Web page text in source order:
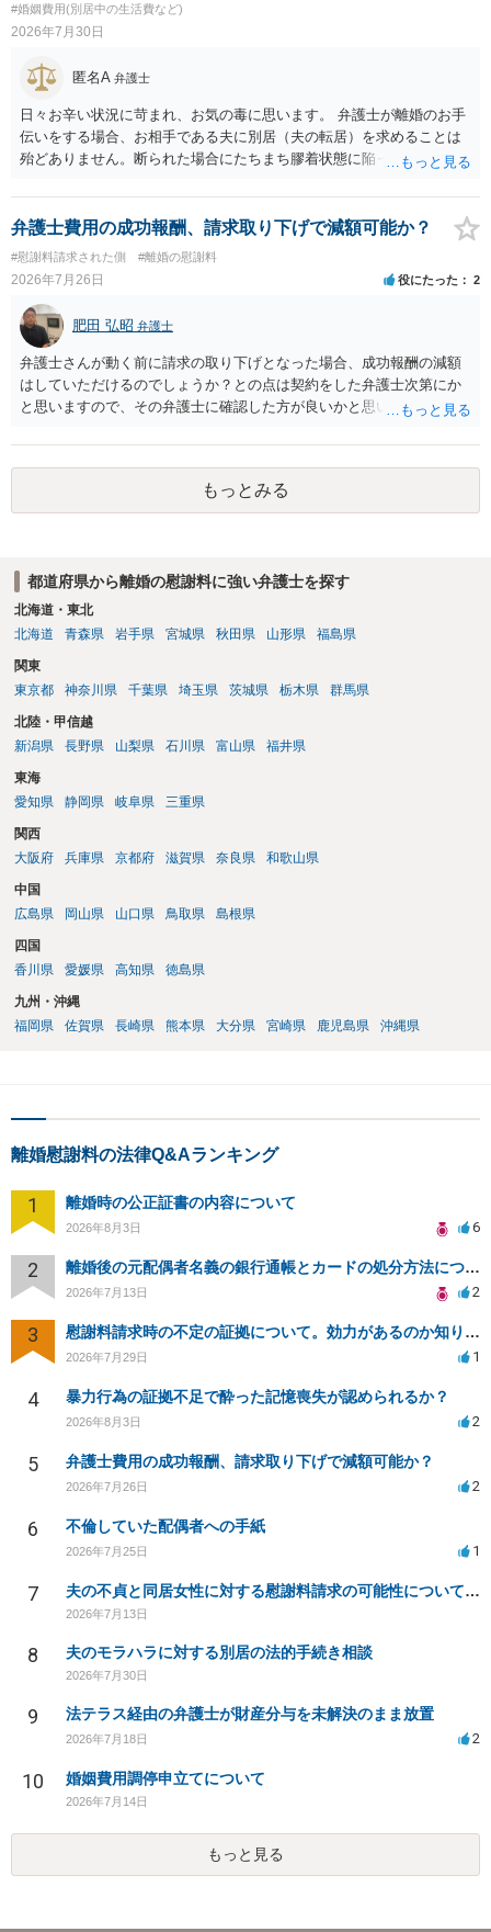
#婚姻費用(別居中の生活費など)
2026年7月30日
匿名A 弁護士
日々お辛い状況に苛まれ、お気の毒に思います。 弁護士が離婚のお手
伝いをする場合、お相手である夫に別居（夫の転居）を求めることは
殆どありません。断られた場合にたちまち膠着状態に陥ってしまうの
高いためです。 実務的には、ご相談者さまが転居する形で離婚協議等
を進める選択を採らざるを得ないことが圧倒的多数です。
弁護士費用の成功報酬、請求取り下げで減額可能か？
#慰謝料請求された側 #離婚の慰謝料
2026年7月26日 役にたった 2
肥田 弘昭 弁護士
弁護士さんが動く前に請求の取り下げとなった場合、成功報酬の減額
はしていただけるのでしょうか？との点は契約をした弁護士次第にか
と思いますので、その弁護士に確認した方が良いかと思います。ご参
もっとみる
都道府県から離婚の慰謝料に強い弁護士を探す
北海道・東北
北海道
青森県 岩手県 宮城県 秋田県 山形県 福島県
関東
東京都
神奈川県 千葉県 埼玉県 茨城県 栃木県 群馬県
北陸・甲信越
新潟県
長野県 山梨県 石川県 富山県 福井県
東海
愛知県
静岡県 岐阜県 三重県
関西
大阪府
兵庫県 京都府 滋賀県 奈良県 和歌山県
中国
広島県
岡山県 山口県 鳥取県 島根県
四国
香川県
愛媛県 高知県 徳島県
九州・沖縄
福岡県
佐賀県 長崎県 熊本県 大分県 宮崎県 鹿児島県 沖縄県
離婚慰謝料の法律Q&Aランキング
1 離婚時の公正証書の内容について
2026年8月3日 6
2 離婚後の元配偶者名義の銀行通帳とカードの処分方法について
2026年7月13日 2
3 慰謝料請求時の不定の証拠について。効力があるのか知りたい。
2026年7月29日 1
4 暴力行為の証拠不足で酔った記憶喪失が認められるか？
2026年8月3日 2
5 弁護士費用の成功報酬、請求取り下げで減額可能か？
2026年7月26日 2
6 不倫していた配偶者への手紙
2026年7月25日 1
7 夫の不貞と同居女性に対する慰謝料請求の可能性について相談
2026年7月13日
8 夫のモラハラに対する別居の法的手続き相談
2026年7月30日
9 法テラス経由の弁護士が財産分与を未解決のまま放置
2026年7月18日 2
10 婚姻費用調停申立てについて
2026年7月14日
もっと見る